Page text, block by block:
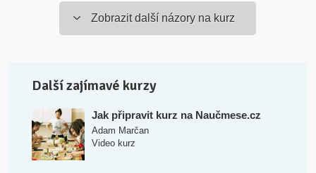
Zobrazit další názory na kurz
Další zajímavé kurzy
Jak připravit kurz na Naučmese.cz
Adam Marčan
Video kurz